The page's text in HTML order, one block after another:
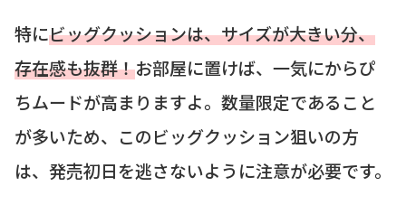
特にビッグクッションは、サイズが大きい分、
存在感も抜群！お部屋に置けば、一気にからぴ
ちムードが高まりますよ。数量限定であること
が多いため、このビッグクッション狙いの方
は、発売初日を逃さないように注意が必要です。